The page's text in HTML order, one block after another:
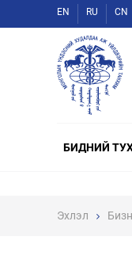
EN RU CN
БИДНИЙ
Эхлэл